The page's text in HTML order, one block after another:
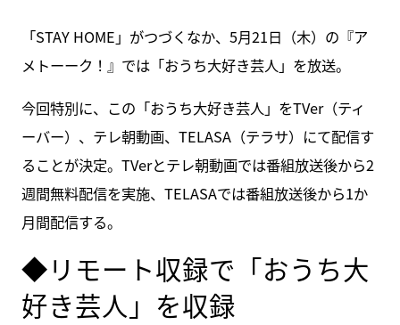
「STAY HOME」がつづくなか、5月21日（木）の『ア
メトーーク！』では「おうち大好き芸人」を放送。
今回特別に、この「おうち大好き芸人」をTVer（ティ
ーバー）、テレ朝動画、TELASA（テラサ）にて配信す
ることが決定。TVerとテレ朝動画では番組放送後から2
週間無料配信を実施、TELASAでは番組放送後から1か
月間配信する。
◆リモート収録で「おうち大
好き芸人」を収録